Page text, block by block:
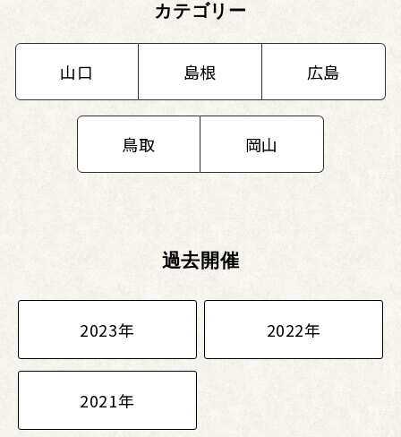
カテゴリー
山口 島根 広島
鳥取 岡山
過去開催
2023年 2022年
2021年